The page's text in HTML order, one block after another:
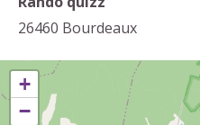
26460 Bourdeaux
+
−